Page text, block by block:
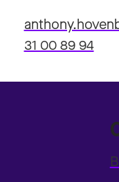
31 00 89 94